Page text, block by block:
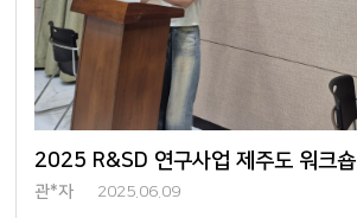
2025 R&SD 연구사업 제주도 워크숍
관*자 2025.06.09